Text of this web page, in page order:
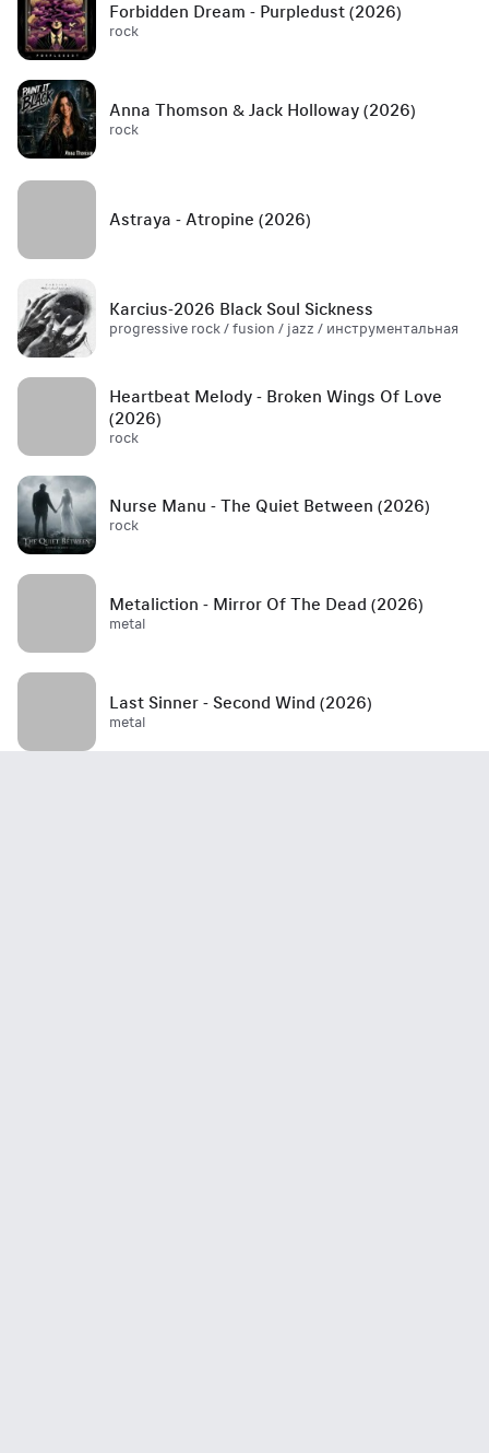
Forbidden Dream - Purpledust (2026)
rock
Anna Thomson & Jack Holloway (2026)
rock
Astraya - Atropine (2026)
Karcius-2026 Black Soul Sickness
progressive rock / fusion / jazz / инструментальная
Heartbeat Melody - Broken Wings Of Love
(2026)
rock
Nurse Manu - The Quiet Between (2026)
rock
Metaliction - Mirror Of The Dead (2026)
metal
Last Sinner - Second Wind (2026)
metal